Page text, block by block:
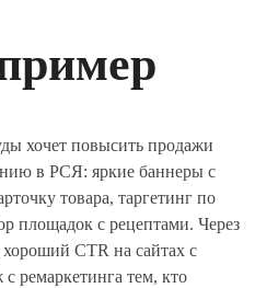
хочет повысить продажи
в РСЯ: яркие баннеры с
товара, таргетинг по
площадок с рецептами. Через
CTR на сайтах с
ремаркетинга тем, кто